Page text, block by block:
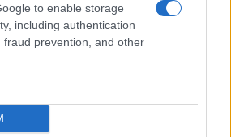
to enable storage
including authentication
fraud prevention, and other
una partita decisiva: oggi
pagine di competizioni e
In redazione predilige reportage
e conserva il biglietto di quella